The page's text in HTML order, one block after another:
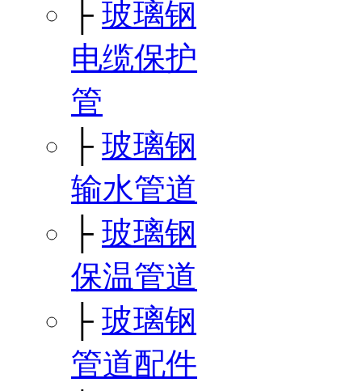
├ 玻璃钢
电缆保护
管
├ 玻璃钢
输水管道
├ 玻璃钢
保温管道
├ 玻璃钢
管道配件